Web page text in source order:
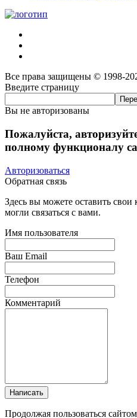
Все права защищены © 1998-
Введите страницу
Вы не авторизованы
Пожалуйста,
полному функционалу
Авторизоваться
Обратная связь
Здесь вы можете оставить
могли связаться с вами.
Имя пользователя
Ваш Email
Телефон
Комментарий
Написать
Продолжая пользоваться